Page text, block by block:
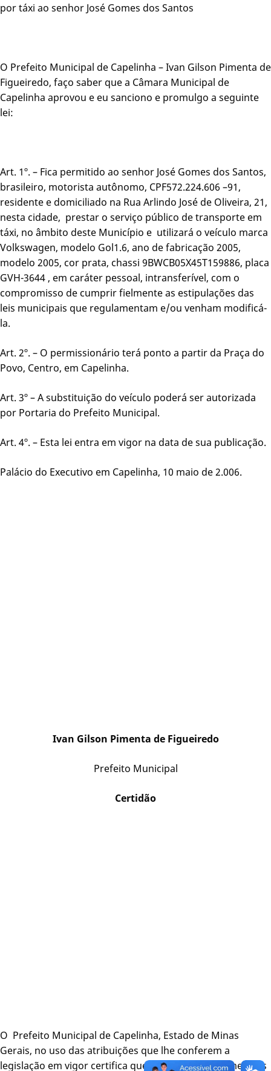
por táxi ao senhor José Gomes dos Santos
O Prefeito Municipal de Capelinha – Ivan Gilson Pimenta de
Figueiredo, faço saber que a Câmara Municipal de
Capelinha aprovou e eu sanciono e promulgo a seguinte
lei:
Art. 1º. – Fica permitido ao senhor José Gomes dos Santos,
brasileiro, motorista autônomo, CPF572.224.606 –91,
residente e domiciliado na Rua Arlindo José de Oliveira, 21,
nesta cidade, prestar o serviço público de transporte em
táxi, no âmbito deste Município e utilizará o veículo marca
Volkswagen, modelo Gol1.6, ano de fabricação 2005,
modelo 2005, cor prata, chassi 9BWCB05X45T159886, placa
GVH-3644 , em caráter pessoal, intransferível, com o
compromisso de cumprir fielmente as estipulações das
leis municipais que regulamentam e/ou venham modificá-
la.
Art. 2º. – O permissionário terá ponto a partir da Praça do
Povo, Centro, em Capelinha.
Art. 3º – A substituição do veículo poderá ser autorizada
por Portaria do Prefeito Municipal.
Art. 4º. – Esta lei entra em vigor na data de sua publicação.
Palácio do Executivo em Capelinha, 10 maio de 2.006.
Ivan Gilson Pimenta de Figueiredo
Prefeito Municipal
Certidão
O Prefeito Municipal de Capelinha, Estado de Minas
Gerais, no uso das atribuições que lhe conferem a
legislação em vigor certifica que o senhor José Gomes dos